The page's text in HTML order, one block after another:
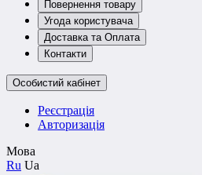
Повернення товару
Угода користувача
Доставка та Оплата
Контакти
Особистий кабінет
Реєстрація
Авторизація
Мова
Ru Ua